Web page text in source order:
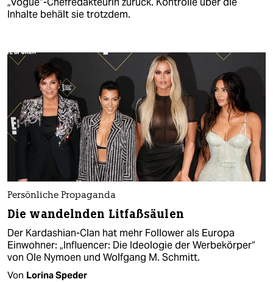
Inhalte behält sie trotzdem.
Persönliche Propaganda
Die wandelnden Litfaßsäulen
Der Kardashian-Clan hat mehr Follower als Europa
Einwohner: „Influencer: Die Ideologie der Werbe­körper“
von Ole Nymoen und Wolfgang M. Schmitt.
Von Lorina Speder